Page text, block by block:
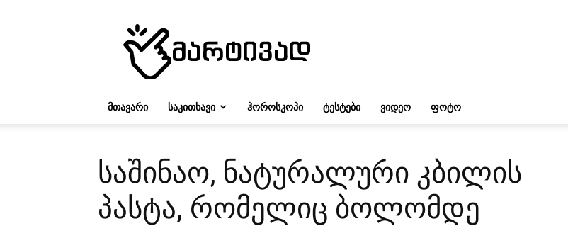
ᲛᲗᲐᲕᲐᲠᲘ ᲡᲐᲙᲘᲗᲮᲐᲕᲘ ᲰᲝᲠᲝᲡᲙᲝᲞᲘ ᲢᲔᲡᲢᲔᲑᲘ ᲕᲘᲓᲔᲝ ᲤᲝᲢᲝ
საშინაო, ნატურალური კბილის
პასტა, რომელიც ბოლომდე